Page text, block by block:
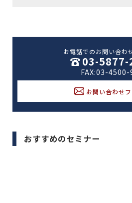
お電話でのお問い合わ
03-5877-
FAX:03-4500-
お問い合わせ
おすすめのセミナー